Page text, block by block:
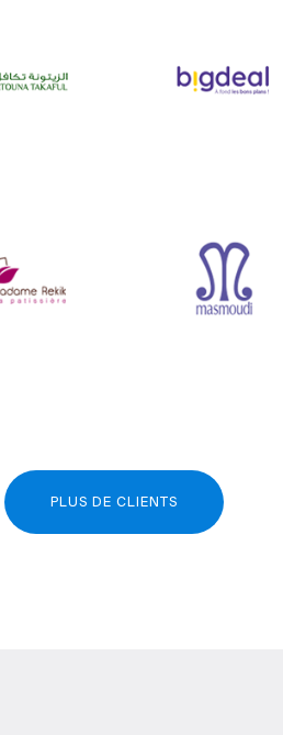
PLUS DE CLIENTS